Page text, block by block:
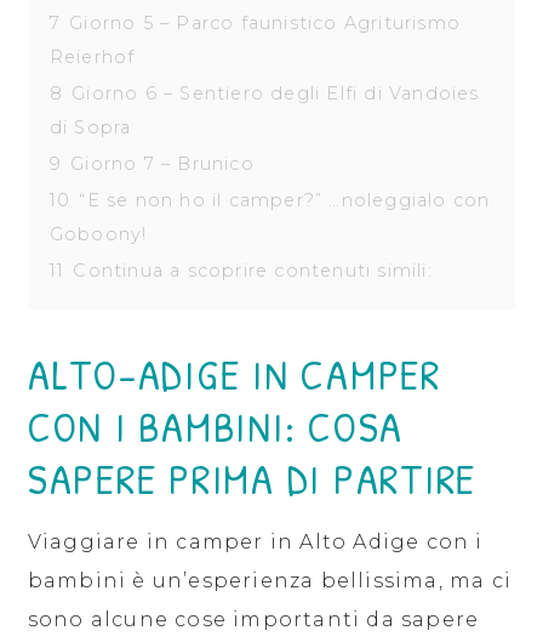
7 Giorno 5 – Parco faunistico Agriturismo
Reierhof
8 Giorno 6 – Sentiero degli Elfi di Vandoies
di Sopra
9 Giorno 7 – Brunico
10 “E se non ho il camper?” …noleggialo con
Goboony!
11
Continua a scoprire contenuti simili:
ALTO-ADIGE IN CAMPER
CON I BAMBINI: COSA
SAPERE PRIMA DI PARTIRE
Viaggiare in camper in Alto Adige con i
bambini è un’esperienza bellissima, ma ci
sono alcune cose importanti da sapere